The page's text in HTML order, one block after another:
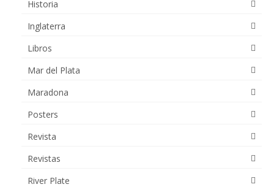
Historia
Inglaterra
Libros
Mar del Plata
Maradona
Posters
Revista
Revistas
River Plate